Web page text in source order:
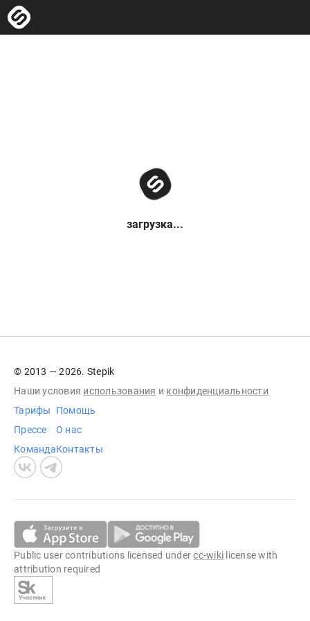
загрузка...
© 2013 — 2026. Stepik
Наши условия использования и конфиденциальности
Тарифы
Прессе
Команда
Помощь
О нас
Контакты
Public user contributions licensed undercc-wiki license with
attribution required